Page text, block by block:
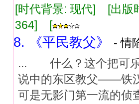
[时代背景: 现代] [出
364] [
8. 《平民教父》
- 情
... 什么？这个把可
说中的东区教父——
可是无影门第一流